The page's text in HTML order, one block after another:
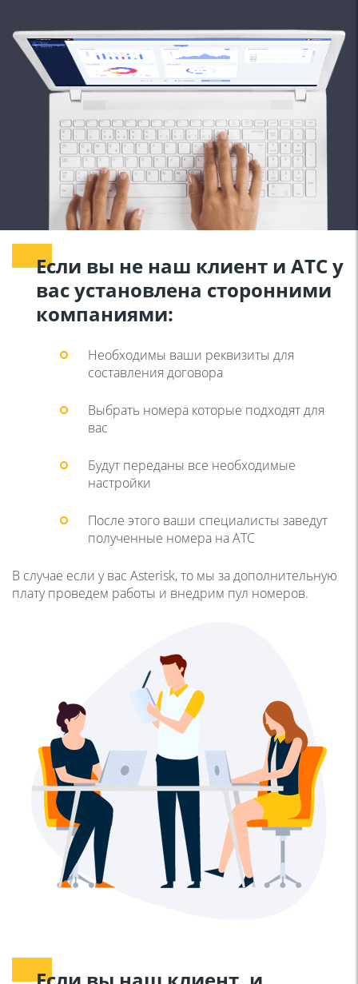
Если вы не наш клиент и АТС у
вас установлена сторонними
компаниями:
Необходимы ваши реквизиты для
составления договора
Выбрать номера которые подходят для
вас
Будут переданы все необходимые
настройки
После этого ваши специалисты заведут
полученные номера на АТС
В случае если у вас Asterisk, то мы за дополнительную
плату проведем работы и внедрим пул номеров.